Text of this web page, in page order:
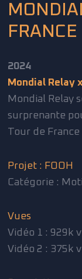
FRANCE
2024
Mondial Relay
Mondial Relay
surprenante
Tour de
Projet : FOOH
Catégorie :
Vues
Vidéo 1 :929k
Vidéo 2 : 375k